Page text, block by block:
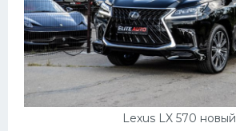
Lexus LX 570 новый
Камаз
Автобусы
Хонда
Грузовики